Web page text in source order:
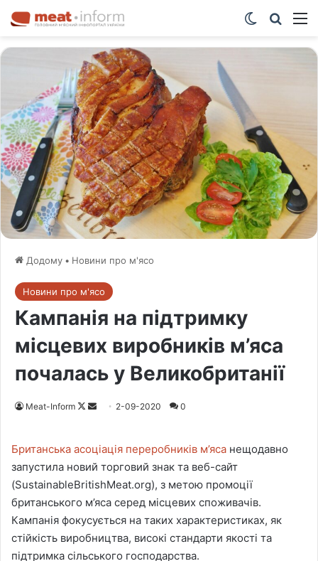
Switch skin
Додому • Новини про м'ясо
Новини про м'ясо
Кампанія на підтримку
місцевих виробників м’яса
почалась у Великобританії
Meat-Inform
F
l
o
w
o
n
X
d
a
n
e
m
a
2-09-2020 0
Британська асоціація переробників м’яса нещодавно
запустила новий торговий знак та веб-сайт
(SustainableBritishMeat.org), з метою промоції
британського м’яса серед місцевих споживачів.
Кампанія фокусується на таких характеристиках, як
стійкість виробництва, високі стандарти якості та
підтримка сільського господарства.